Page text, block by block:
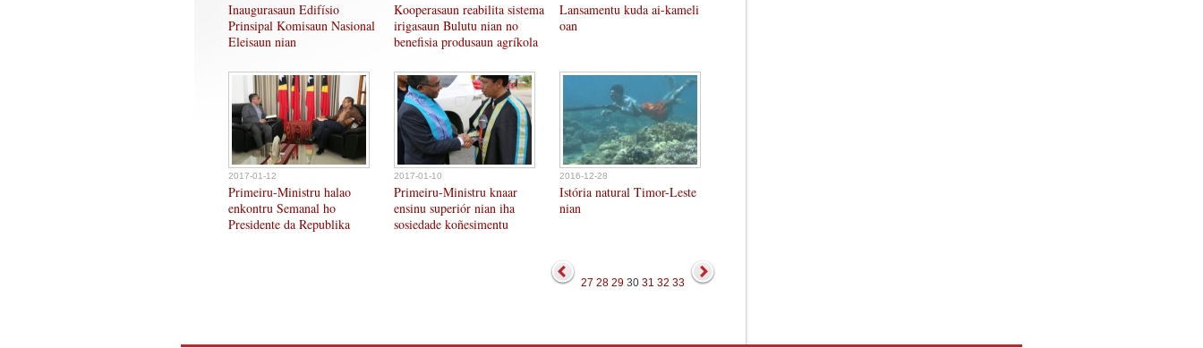
Inaugurasaun Edifísio
Prinsipal Komisaun Nasional
Eleisaun nian
Kooperasaun reabilita sistema
irigasaun Bulutu nian no
benefisia produsaun agríkola
Lansamentu kuda ai-kameli
oan
2017-01-12
Primeiru-Ministru halao
enkontru Semanal ho
Presidente da Republika
2017-01-10
Primeiru-Ministru knaar
ensinu superiór nian iha
sosiedade koñesimentu
2016-12-28
Istória natural Timor-Leste
nian
27 28 29 30 31 32 33